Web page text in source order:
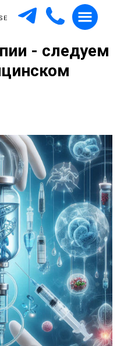
- следуем